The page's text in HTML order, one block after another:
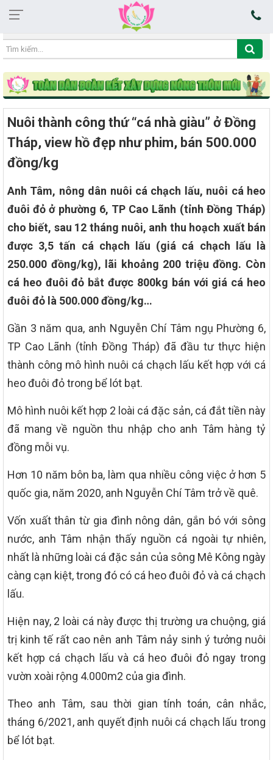
20:52:15 06/08/2026
Nuôi thành công thứ “cá nhà giàu” ở Đồng
Tháp, view hồ đẹp như phim, bán 500.000
đồng/kg
Anh Tâm, nông dân nuôi cá chạch lấu, nuôi cá heo
đuôi đỏ ở phường 6, TP Cao Lãnh (tỉnh Đồng Tháp)
cho biết, sau 12 tháng nuôi, anh thu hoạch xuất bán
được 3,5 tấn cá chạch lấu (giá cá chạch lấu là
250.000 đồng/kg), lãi khoảng 200 triệu đồng. Còn
cá heo đuôi đỏ bắt được 800kg bán với giá cá heo
đuôi đỏ là 500.000 đồng/kg…
Gần 3 năm qua, anh Nguyễn Chí Tâm ngụ Phường 6,
TP Cao Lãnh (tỉnh Đồng Tháp) đã đầu tư thực hiện
thành công mô hình nuôi cá chạch lấu kết hợp với cá
heo đuôi đỏ trong bể lót bạt.
Mô hình nuôi kết hợp 2 loài cá đặc sản, cá đắt tiền này
đã mang về nguồn thu nhập cho anh Tâm hàng tỷ
đồng mỗi vụ.
Hơn 10 năm bôn ba, làm qua nhiều công việc ở hơn 5
quốc gia, năm 2020, anh Nguyễn Chí Tâm trở về quê.
Vốn xuất thân từ gia đình nông dân, gắn bó với sông
nước, anh Tâm nhận thấy nguồn cá ngoài tự nhiên,
nhất là những loài cá đặc sản của sông Mê Kông ngày
càng cạn kiệt, trong đó có cá heo đuôi đỏ và cá chạch
lấu.
Hiện nay, 2 loài cá này được thị trường ưa chuộng, giá
trị kinh tế rất cao nên anh Tâm nảy sinh ý tưởng nuôi
kết hợp cá chạch lấu và cá heo đuôi đỏ ngay trong
vườn xoài rộng 4.000m2 của gia đình.
Theo anh Tâm, sau thời gian tính toán, cân nhắc,
tháng 6/2021, anh quyết định nuôi cá chạch lấu trong
bể lót bạt.